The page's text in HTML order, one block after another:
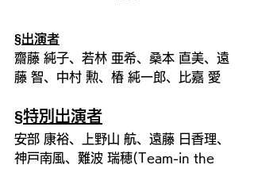
§出演者
齋藤 純子、若林 亜希、桑本 直美、遠
藤 智、中村 勲、椿 純一郎、比嘉 愛
§特別出演者
安部 康裕、上野山 航、遠藤 日香理、
神戸南風、難波 瑞穂(Team-in the